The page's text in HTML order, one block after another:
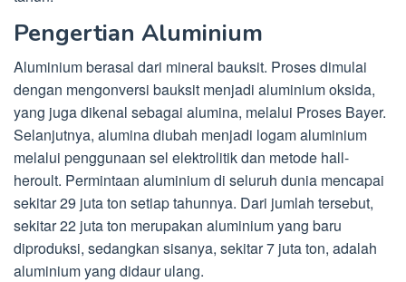
Pengertian Aluminium
Aluminium berasal dari mineral bauksit. Proses dimulai
dengan mengonversi bauksit menjadi aluminium oksida,
yang juga dikenal sebagai alumina, melalui Proses Bayer.
Selanjutnya, alumina diubah menjadi logam aluminium
melalui penggunaan sel elektrolitik dan metode hall-
heroult. Permintaan aluminium di seluruh dunia mencapai
sekitar 29 juta ton setiap tahunnya. Dari jumlah tersebut,
sekitar 22 juta ton merupakan aluminium yang baru
diproduksi, sedangkan sisanya, sekitar 7 juta ton, adalah
aluminium yang didaur ulang.